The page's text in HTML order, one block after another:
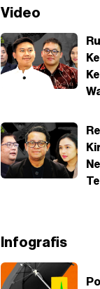
Video
Infografis